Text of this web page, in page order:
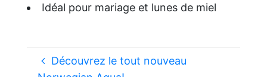
Idéal pour mariage et lunes de miel
Découvrez le tout nouveau